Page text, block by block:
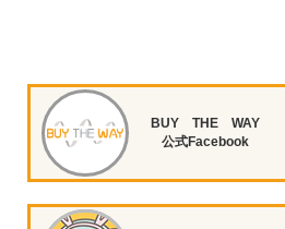
BUY THE WAY
公式Facebook